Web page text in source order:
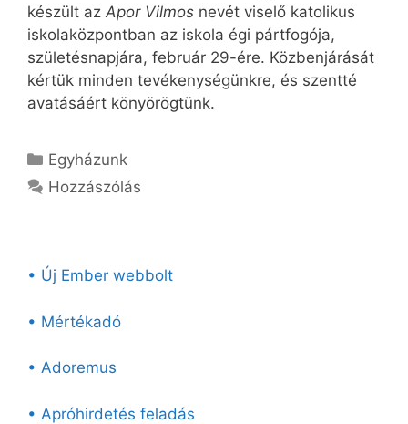
készült az Apor Vilmos nevét viselő katolikus
iskolaközpontban az iskola égi pártfogója,
születésnapjára, február 29-ére. Közbenjárását
kértük minden tevékenységünkre, és szentté
avatásáért könyörögtünk.
Kategória
Egyházunk
Hozzászólás
• Új Ember webbolt
• Mértékadó
• Adoremus
• Apróhirdetés feladás